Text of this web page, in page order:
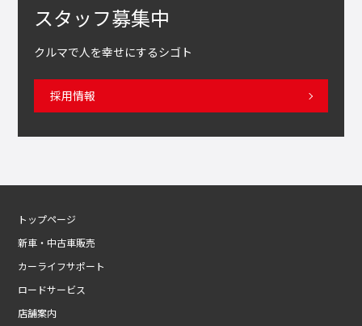
スタッフ募集中
クルマで人を幸せにするシゴト
採用情報
トップページ
新車・中古車販売
カーライフサポート
ロードサービス
店舗案内